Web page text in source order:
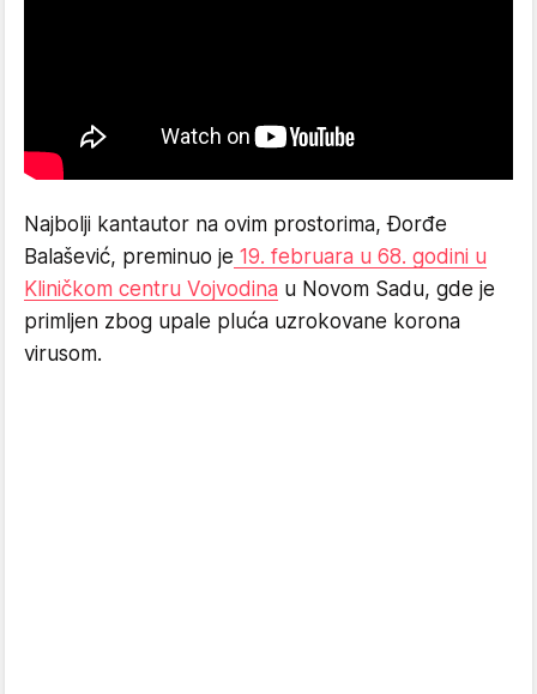
Najbolji kantautor na ovim prostorima, Đorđe
Balašević, preminuo je 19. februara u 68. godini u
Kliničkom centru Vojvodina u Novom Sadu, gde je
primljen zbog upale pluća uzrokovane korona
virusom.